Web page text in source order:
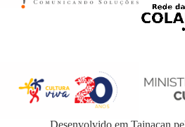
Desenvolvido emTainacan